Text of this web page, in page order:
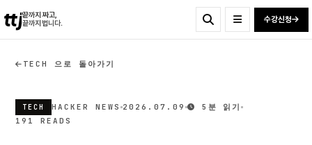
ttj끝까지 짜고,
끝까지 법니다.
수강신청
TECH 으로 돌아가기
TECH HACKER NEWS 2026.07.09
5분 읽기
191 READS